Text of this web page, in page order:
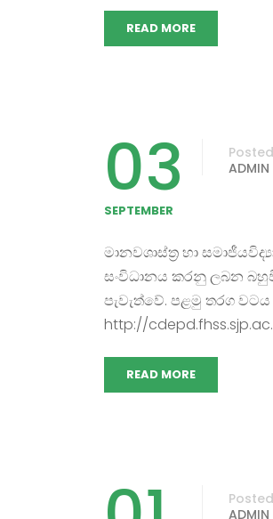
READ MORE
03
SEPTEMBER
ADMIN
මානවශාස්ත්‍ර හා
සංවිධානය කරනු ලබන
පැවැත්වේ. පළමු තරග වටය
http://
READ MORE
ADMIN